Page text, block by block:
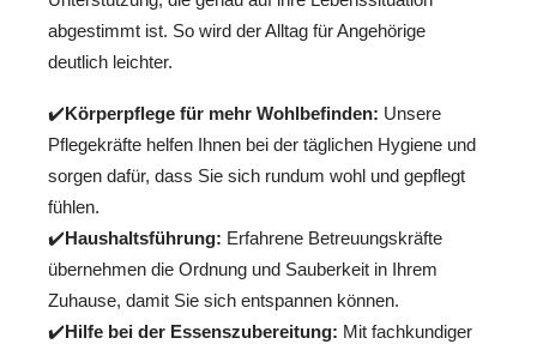
abgestimmt ist. So wird der Alltag für Angehörige
deutlich leichter.
✔️Körperpflege für mehr Wohlbefinden: Unsere
Pflegekräfte helfen Ihnen bei der täglichen Hygiene und
sorgen dafür, dass Sie sich rundum wohl und gepflegt
fühlen.
✔️Haushaltsführung: Erfahrene Betreuungskräfte
übernehmen die Ordnung und Sauberkeit in Ihrem
Zuhause, damit Sie sich entspannen können.
✔️Hilfe bei der Essenszubereitung: Mit fachkundiger